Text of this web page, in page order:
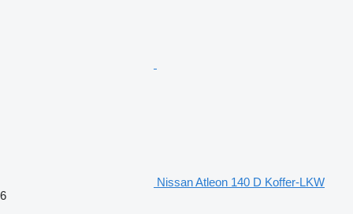
Nissan Atleon 140 D Koffer-LKW
6